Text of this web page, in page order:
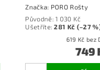
Značka: PORO Rošty
Původně:1 030 Kč
Ušetříte:281 Kč (–27
619 Kč
749